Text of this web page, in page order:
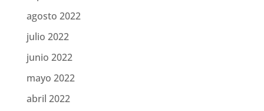
agosto 2022
julio 2022
junio 2022
mayo 2022
abril 2022